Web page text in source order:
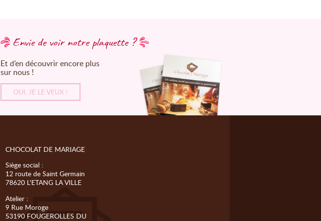
Envie de voir notre plaquette ?
Et d’en découvrir encore plus
sur nous !
OUI, JE LE VEUX !
CHOCOLAT DE MARIAGE
Siège social :
12 route de Saint Germain
78620 L'ETANG LA VILLE
Atelier :
9 Rue Moroge
53190 FOUGEROLLES DU